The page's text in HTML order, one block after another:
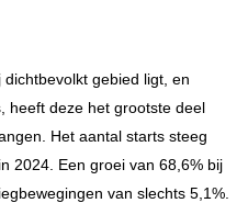
gebied ligt, en
heeft deze het grootste deel
Het aantal starts steeg
2024. Een groei van 68,6% bij
van slechts 5,1%.